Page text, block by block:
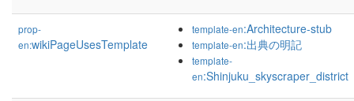
prop-
en:wikiPageUsesTemplate
template-en:Architecture-stub
template-en:出典の明記
template-
en:Shinjuku_skyscraper_district